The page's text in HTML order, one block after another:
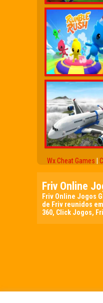
Wx Cheat Games
Friv Online
Friv Online Jogos
de Friv reunidos
360, Click Jogos,